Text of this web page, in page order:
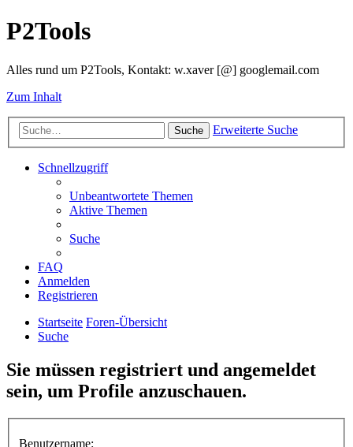
P2Tools
Alles rund um P2Tools, Kontakt: w.xaver [@] googlemail.com
Zum Inhalt
Suche Erweiterte Suche
Schnellzugriff
Unbeantwortete Themen
Aktive Themen
Suche
FAQ
Anmelden
Registrieren
Startseite Foren-Übersicht
Suche
Sie müssen registriert und angemeldet
sein, um Profile anzuschauen.
Benutzername: